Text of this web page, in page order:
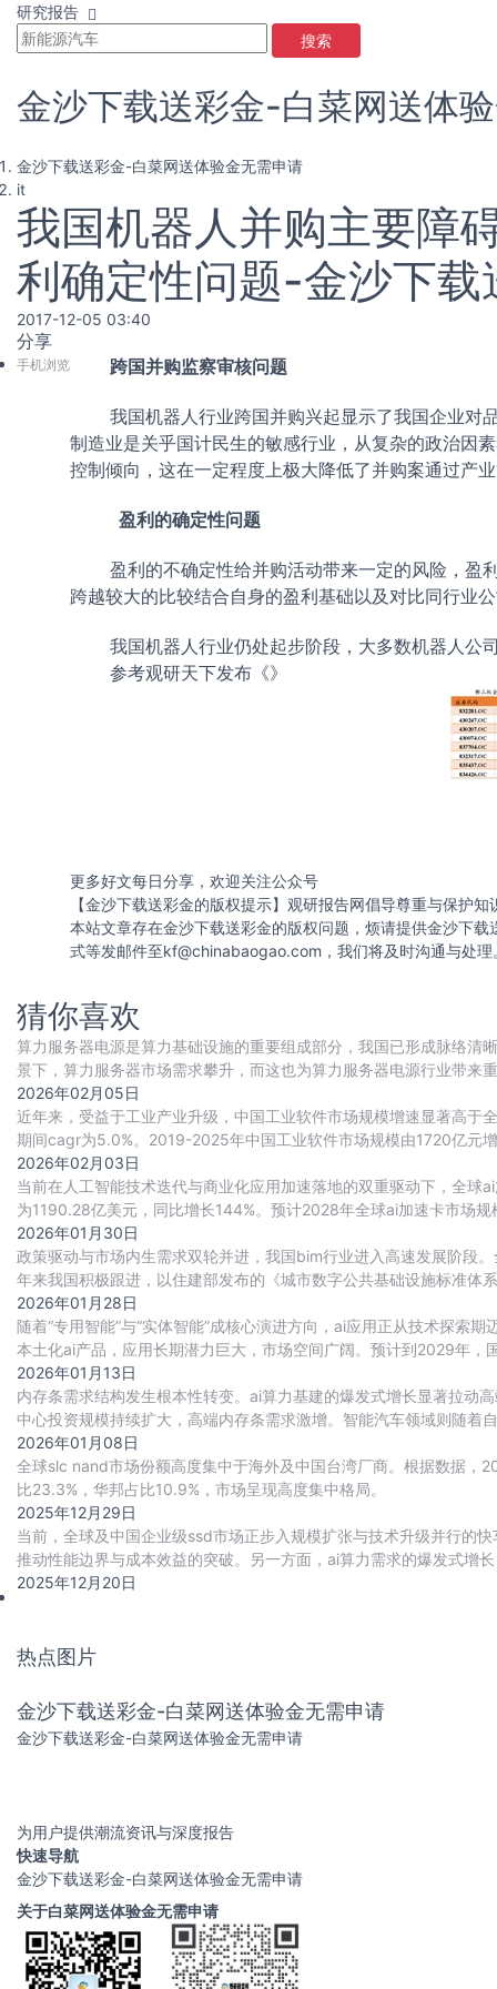
研究报告
搜索
金沙下载送彩金-白菜网送体
金沙下载送彩金-白菜网送体验金无需申请
it
我国机器人并购主要障
利确定性问题-金沙下载
2017-12-05 03:40
分享
手机浏览 跨国并购监察审核问题
我国机器人行业跨国并购兴起显示了我国企业对
制造业是关乎国计民生的敏感行业，从复杂的政治因
控制倾向，这在一定程度上极大降低了并购案通过产
盈利的确定性问题
盈利的不确定性给并购活动带来一定的风险，盈
跨越较大的比较结合自身的盈利基础以及对比同行业
我国机器人行业仍处起步阶段，大多数机器人公
参考观研天下发布《》
更多好文每日分享，欢迎关注公众号
【金沙下载送彩金的版权提示】观研报告网倡导尊重与保护
本站文章存在金沙下载送彩金的版权问题，烦请提供金沙下
式等发邮件至kf@chinabaogao.com ，我们将及时沟通与处理
猜你喜欢
算力服务器电源是算力基础设施的重要组成部分，我国已形成脉络清
景下，算力服务器市场需求攀升，而这也为算力服务器电源行业带来
重要动力。目前国内厂商正积极布局，行业竞争
2026年02月05日
近年来，受益于工业产业升级，中国工业软件市场规模增速显著高
期间cagr为5.0%。2019-2025年中国工业软件市场规模由1720亿元
2026年02月03日
当前在人工智能技术迭代与商业化应用加速落地的双重驱动下，全
为1190.28亿美元，同比增长144%。预计2028年全球ai加速卡市场
2026年01月30日
政策驱动与市场内生需求双轮并进，我国bim行业进入高速发展阶段
年来我国积极跟进，以住建部发布的《城市数字公共基础设施标准体
（bim）、地理信息系统（gis）、城市白模、
2026年01月28日
随着“专用智能”与“实体智能”成核心演进方向，ai应用正从技术探索
本土化ai产品，应用长期潜力巨大，市场空间广阔。预计到2029年，
2026年01月13日
内存条需求结构发生根本性转变。ai算力基建的爆发式增长显著拉动
中心投资规模持续扩大，高端内存条需求激增。智能汽车领域则随
游戏本、工作站等场景加速渗
2026年01月08日
全球slc nand市场份额高度集中于海外及中国台湾厂商。根据数据
比23.3%，华邦占比10.9%，市场呈现高度集中格局。
2025年12月29日
当前，全球及中国企业级ssd市场正步入规模扩张与技术升级并行的
推动性能边界与成本效益的突破。另一方面，ai算力需求的爆发式增
与cxl高速互联协议
2025年12月20日
热点图片
金沙下载送彩金-白菜网送体验金无需申请
金沙下载送彩金-白菜网送体验金无需申请
为用户提供潮流资讯与深度报告
快速导航
金沙下载送彩金-白菜网送体验金无需申请
关于白菜网送体验金无需申请